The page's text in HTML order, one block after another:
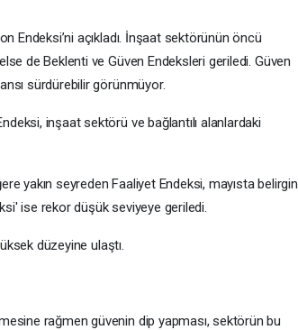
Endeksi’ni açıkladı. İnşaat sektörünün öncü
de Beklenti ve Güven Endeksleri geriledi. Güven
sürdürebilir görünmüyor.
inşaat sektörü ve bağlantılı alanlardaki
yakın seyreden Faaliyet Endeksi, mayısta belirgin
ise rekor düşük seviyeye geriledi.
düzeyine ulaştı.
rağmen güvenin dip yapması, sektörün bu